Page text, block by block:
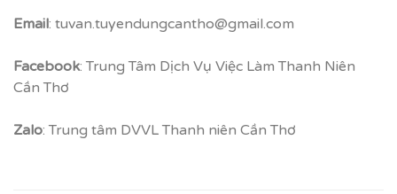
Email: tuvan.tuyendungcantho@gmail.com
Facebook: Trung Tâm Dịch Vụ Việc Làm Thanh Niên
Cần Thơ
Zalo: Trung tâm DVVL Thanh niên Cần Thơ